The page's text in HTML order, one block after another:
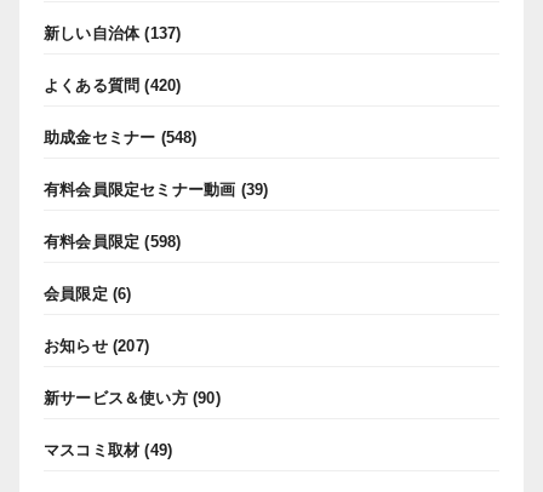
新しい自治体(137)
よくある質問 (420)
助成金セミナー (548)
有料会員限定セミナー動画 (39)
有料会員限定 (598)
会員限定 (6)
お知らせ(207)
新サービス＆使い方(90)
マスコミ取材 (49)